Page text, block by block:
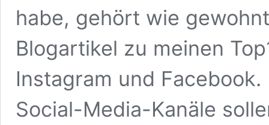
habe, gehört wie
Blogartikel zu meinen
Instagram und
Social-Media-Kanäle